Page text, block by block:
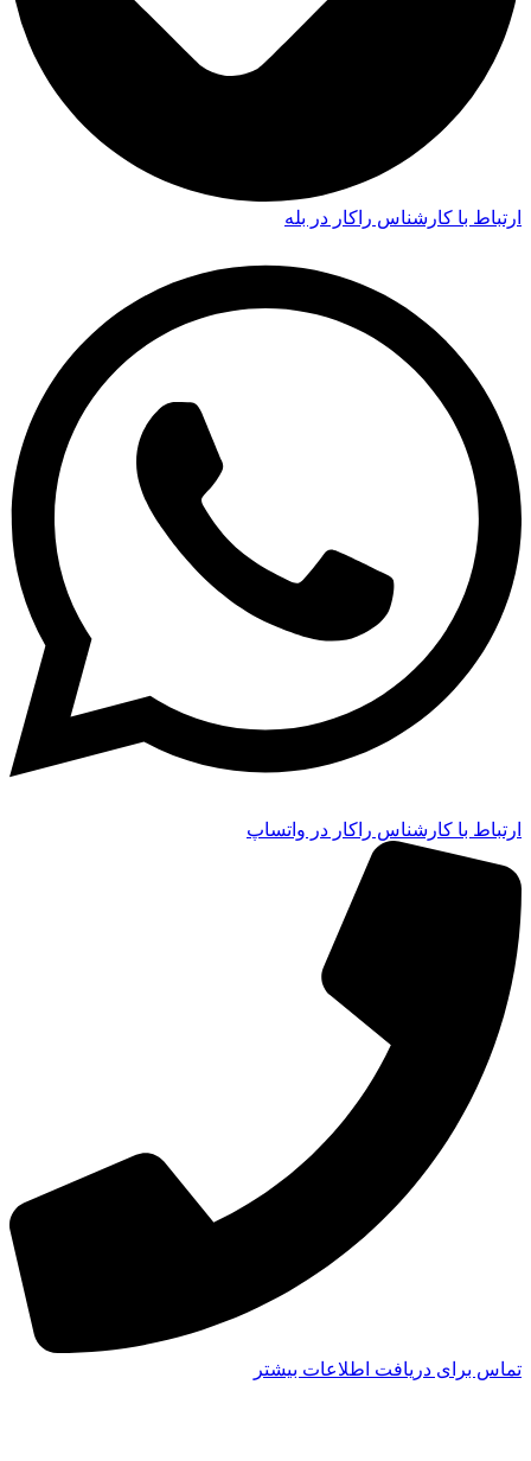
ارتباط با کارشناس راکار در بله
ارتباط با کارشناس راکار در واتساپ
تماس برای دریافت اطلاعات بیشتر